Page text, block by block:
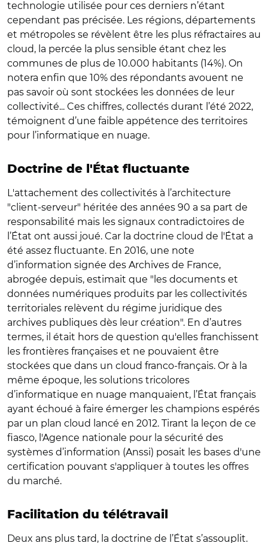
technologie utilisée pour ces derniers n’étant
cependant pas précisée. Les régions, départements
et métropoles se révèlent être les plus réfractaires au
cloud, la percée la plus sensible étant chez les
communes de plus de 10.000 habitants (14%). On
notera enfin que 10% des répondants avouent ne
pas savoir où sont stockées les données de leur
collectivité... Ces chiffres, collectés durant l’été 2022,
témoignent d’une faible appétence des territoires
pour l’informatique en nuage.
Doctrine de l'État fluctuante
L'attachement des collectivités à l’architecture
"client-serveur" héritée des années 90 a sa part de
responsabilité mais les signaux contradictoires de
l’État ont aussi joué. Car la doctrine cloud de l'État a
été assez fluctuante. En 2016, une note
d’information signée des Archives de France,
abrogée depuis, estimait que "les documents et
données numériques produits par les collectivités
territoriales relèvent du régime juridique des
archives publiques dès leur création". En d’autres
termes, il était hors de question qu'elles franchissent
les frontières françaises et ne pouvaient être
stockées que dans un cloud franco-français. Or à la
même époque, les solutions tricolores
d’informatique en nuage manquaient, l’État français
ayant échoué à faire émerger les champions espérés
par un plan cloud lancé en 2012. Tirant la leçon de ce
fiasco, l'Agence nationale pour la sécurité des
systèmes d’information (Anssi) posait les bases d'une
certification pouvant s'appliquer à toutes les offres
du marché.
Facilitation du télétravail
Deux ans plus tard, la doctrine de l’État s’assouplit.